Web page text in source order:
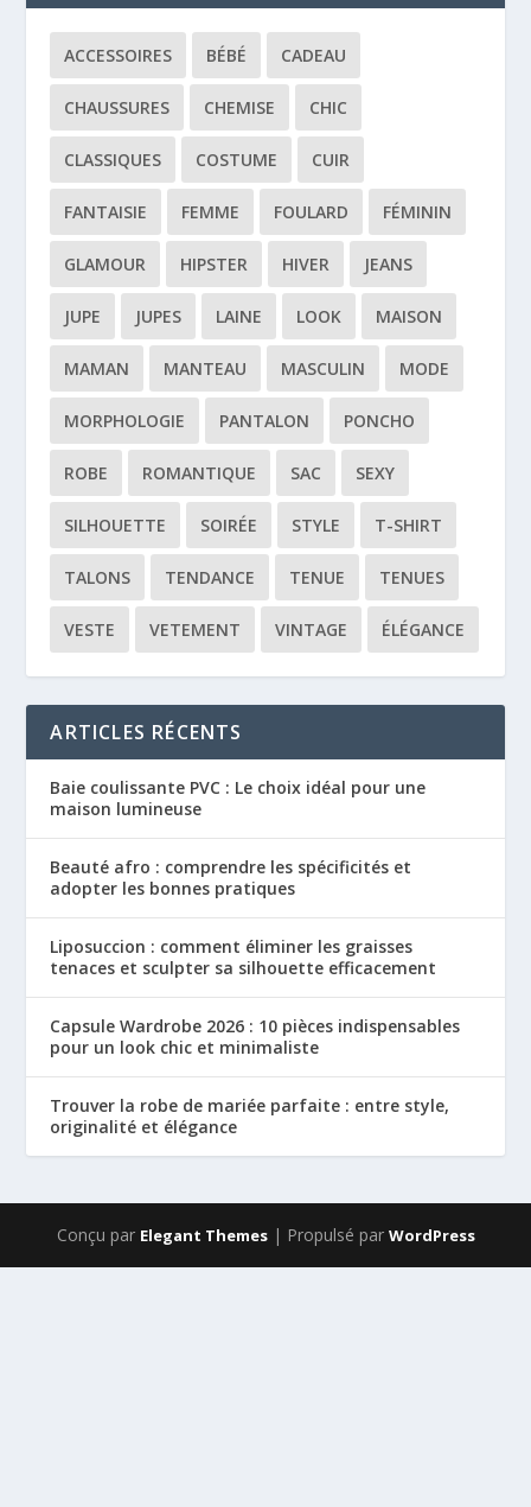
ACCESSOIRES BÉBÉ CADEAU
CHAUSSURES CHEMISE CHIC
CLASSIQUES COSTUME CUIR
FANTAISIE FEMME FOULARD FÉMININ
GLAMOUR HIPSTER HIVER JEANS
JUPE JUPES LAINE LOOK MAISON
MAMAN MANTEAU MASCULIN MODE
MORPHOLOGIE PANTALON PONCHO
ROBE ROMANTIQUE SAC SEXY
SILHOUETTE SOIRÉE STYLE T-SHIRT
TALONS TENDANCE TENUE TENUES
VESTE VETEMENT VINTAGE ÉLÉGANCE
ARTICLES RÉCENTS
Baie coulissante PVC : Le choix idéal pour une
maison lumineuse
Beauté afro : comprendre les spécificités et
adopter les bonnes pratiques
Liposuccion : comment éliminer les graisses
tenaces et sculpter sa silhouette efficacement
Capsule Wardrobe 2026 : 10 pièces indispensables
pour un look chic et minimaliste
Trouver la robe de mariée parfaite : entre style,
originalité et élégance
Conçu par Elegant Themes| Propulsé par WordPress